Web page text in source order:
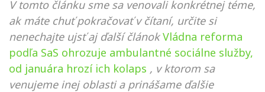
V tomto článku sme sa venovali konkrétnej téme,
ak máte chuť pokračovať v čítaní, určite si
nenechajte ujsť aj ďalší článok Vládna reforma
podľa SaS ohrozuje ambulantné sociálne služby,
od januára hrozí ich kolaps , v ktorom sa
venujeme inej oblasti a prinášame ďalšie